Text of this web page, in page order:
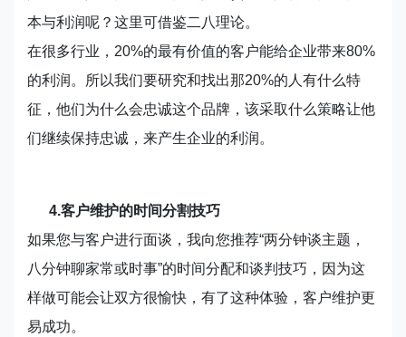
本与利润呢？这里可借鉴二八理论。
在很多行业，20%的最有价值的客户能给企业带来80%
的利润。所以我们要研究和找出那20%的人有什么特
征，他们为什么会忠诚这个品牌，该采取什么策略让他
们继续保持忠诚，来产生企业的利润。
4.客户维护的时间分割技巧
如果您与客户进行面谈，我向您推荐“两分钟谈主题，
八分钟聊家常或时事”的时间分配和谈判技巧，因为这
样做可能会让双方很愉快，有了这种体验，客户维护更
易成功。